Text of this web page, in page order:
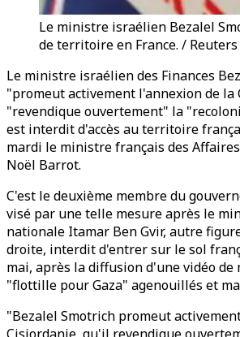
Le ministre israélien Bezalel
de territoire en France. / Reuters
Le ministre israélien des Finances
"promeut activement l'annexion de la
"revendique ouvertement" la
est interdit d'accès au territoire
mardi le ministre français des
Noël Barrot.
C'est le deuxième membre du
visé par une telle mesure après le
nationale Itamar Ben Gvir, autre
droite, interdit d'entrer sur le sol
mai, après la diffusion d'une vidéo
"flottille pour Gaza" agenouillés et
"Bezalel Smotrich promeut